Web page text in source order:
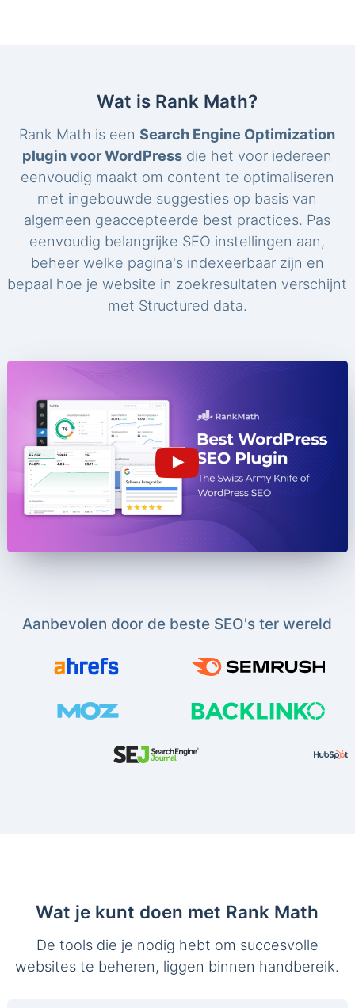
Wat is Rank Math?
Rank Math is eenSearch Engine Optimization
plugin voor WordPress die het voor iedereen
eenvoudig maakt om content te optimaliseren
met ingebouwde suggesties op basis van
algemeen geaccepteerde best practices. Pas
eenvoudig belangrijke SEO instellingen aan,
beheer welke pagina's indexeerbaar zijn en
bepaal hoe je website in zoekresultaten verschijnt
met Structured data.
Aanbevolen door de beste SEO's ter wereld
Wat je kunt doen met Rank Math
De tools die je nodig hebt om succesvolle
websites te beheren, liggen binnen handbereik.